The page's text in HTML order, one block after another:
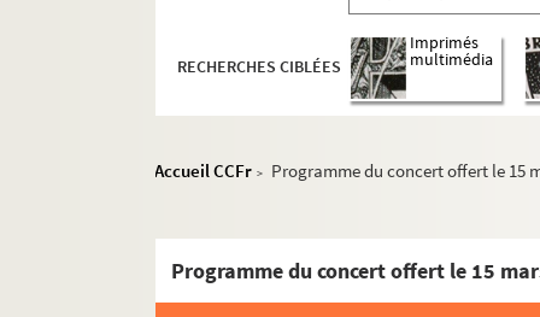
RECHERCHES CIBLÉES
Imprimés
multimédia
Accueil CCFr > Programme du concert offert le 15
Programme du concert offert le 15